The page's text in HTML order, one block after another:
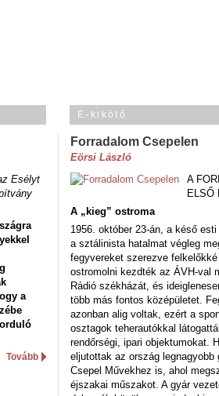
Esélyt
a
Tovább
E-kikötő
Forradalom Csepelen
Eörsi László
A
ELSŐ
A „kieg” ostroma
1956. október 23-án, a késő
a sztálinista hatalmat végleg
fegyvereket szerezve felkelőkké
ostromolni kezdték az ÁVH-val
Rádió székházát, és
több más fontos középületet.
azonban alig voltak, ezért a
osztagok teherautókkal
rendőrségi, ipari objektumokat.
eljutottak az ország legnagyobb
Csepel Művekhez is, ahol
éjszakai műszakot. A gyár